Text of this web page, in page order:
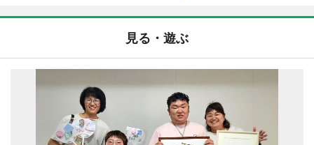
見る・遊ぶ